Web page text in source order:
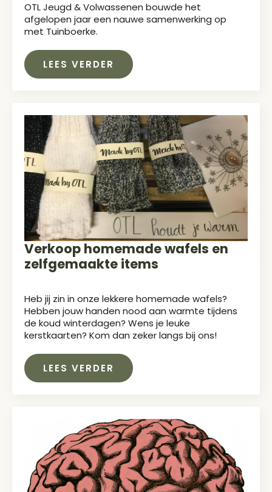
OTL Jeugd & Volwassenen bouwde het
afgelopen jaar een nauwe samenwerking op
met Tuinboerke.
LEES VERDER
Verkoop homemade wafels en
zelfgemaakte items
Heb jij zin in onze lekkere homemade wafels?
Hebben jouw handen nood aan warmte tijdens
de koud winterdagen? Wens je leuke
kerstkaarten? Kom dan zeker langs bij ons!
LEES VERDER